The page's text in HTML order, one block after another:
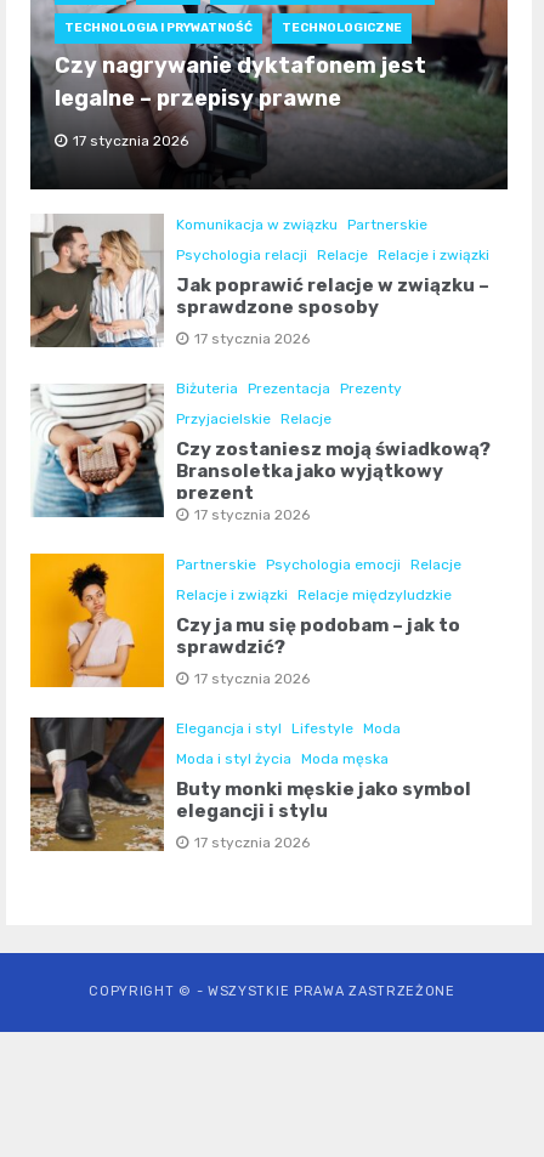
TECHNOLOGIA I PRYWATNOŚĆ TECHNOLOGICZNE
Czy nagrywanie dyktafonem jest
legalne – przepisy prawne
17 stycznia 2026
Komunikacja w związku
Partnerskie
Psychologia relacji
Relacje Relacje i związki
Jak poprawić relacje w związku –
sprawdzone sposoby
17 stycznia 2026
Biżuteria Prezentacja
Prezenty
Przyjacielskie Relacje
Czy zostaniesz moją świadkową?
Bransoletka jako wyjątkowy
prezent
17 stycznia 2026
Partnerskie Psychologia emocji
Relacje
Relacje i związki
Relacje międzyludzkie
Czy ja mu się podobam – jak to
sprawdzić?
17 stycznia 2026
Elegancja i styl Lifestyle Moda
Moda i styl życia
Moda męska
Buty monki męskie jako symbol
elegancji i stylu
17 stycznia 2026
COPYRIGHT © - WSZYSTKIE PRAWA ZASTRZEŻONE